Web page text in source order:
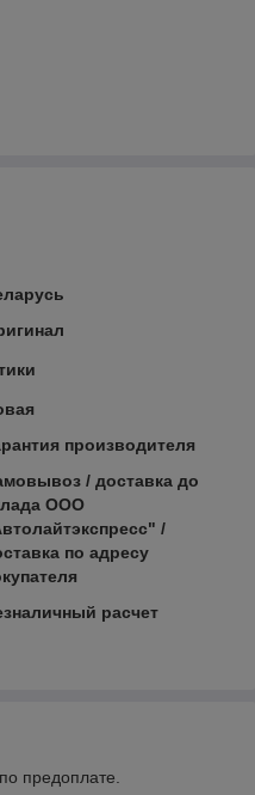
производителя
/ доставка до
ООО
/
по адресу
расчет
предоплате.